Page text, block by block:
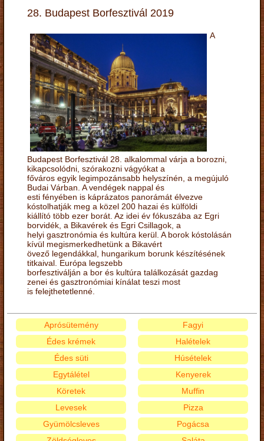
28. Budapest Borfesztivál 2019
A
Budapest Borfesztivál 28. alkalommal várja a borozni,
kikapcsolódni, szórakozni vágyókat a
főváros egyik legimpozánsabb helyszínén, a megújuló
Budai Várban. A vendégek nappal és
esti fényében is káprázatos panorámát élvezve
kóstolhatják meg a közel 200 hazai és külföldi
kiállító több ezer borát. Az idei év fókuszába az Egri
borvidék, a Bikavérek és Egri Csillagok, a
helyi gasztronómia és kultúra kerül. A borok kóstolásán
kívül megismerkedhetünk a Bikavért
övező legendákkal, hungarikum borunk készítésének
titkaival. Európa legszebb
borfesztiválján a bor és kultúra találkozását gazdag
zenei és gasztronómiai kínálat teszi most
is felejthetetlenné.
Aprósütemény
Édes krémek
Édes süti
Egytálétel
Fagyi
Halételek
Húsételek
Kenyerek
Köretek
Levesek
Gyümölcsleves
Muffin
Pizza
Pogácsa